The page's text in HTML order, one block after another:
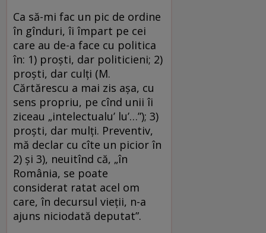
Ca să-mi fac un pic de ordine
în gînduri, îi împart pe cei
care au de-a face cu politica
în: 1) proști, dar politicieni; 2)
proști, dar culți (M.
Cărtărescu a mai zis așa, cu
sens propriu, pe cînd unii îi
ziceau „intelectualu’ lu’…”); 3)
proști, dar mulți. Preventiv,
mă declar cu cîte un picior în
2) și 3), neuitînd că, „în
România, se poate
considerat ratat acel om
care, în decursul vieții, n-a
ajuns niciodată deputat”.